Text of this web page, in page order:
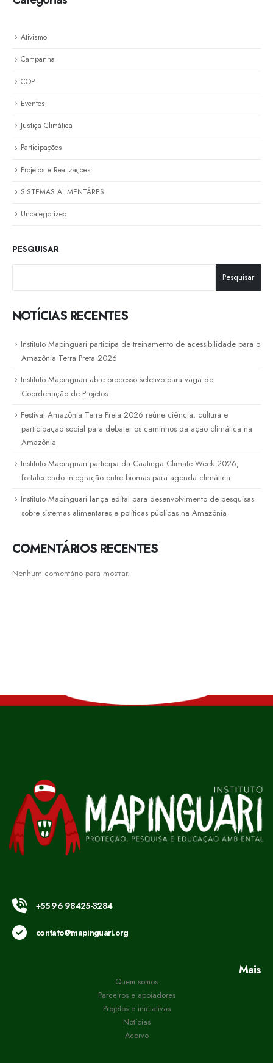
Ativismo
Campanha
COP
Eventos
Justiça Climática
Participações
Projetos e Realizações
SISTEMAS ALIMENTÁRES
Uncategorized
PESQUISAR
Pesquisar
NOTÍCIAS RECENTES
Instituto Mapinguari participa de treinamento de acessibilidade para o
Amazônia Terra Preta 2026
Instituto Mapinguari abre processo seletivo para vaga de
Coordenação de Projetos
Festival Amazônia Terra Preta 2026 reúne ciência, cultura e
participação social para debater os caminhos da ação climática na
Amazônia
Instituto Mapinguari participa da Caatinga Climate Week 2026,
fortalecendo integração entre biomas para agenda climática
Instituto Mapinguari lança edital para desenvolvimento de pesquisas
sobre sistemas alimentares e políticas públicas na Amazônia
COMENTÁRIOS RECENTES
Nenhum comentário para mostrar.
+55 96 98425-3284
contato@mapinguari.org
Mais
Quem somos
Parceiros e apoiadores
Projetos e iniciativas
Notícias
Acervo